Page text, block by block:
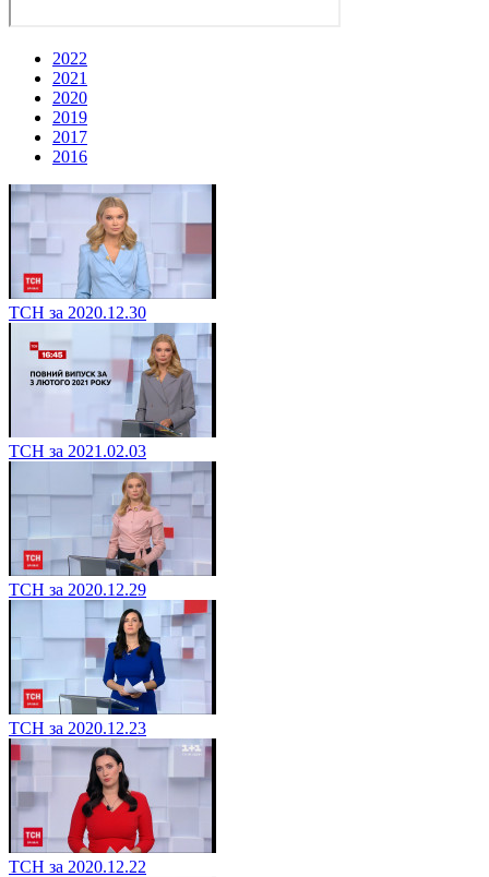
2022
2021
2020
2019
2017
2016
ТСН за 2020.12.30
ТСН за 2021.02.03
ТСН за 2020.12.29
ТСН за 2020.12.23
ТСН за 2020.12.22